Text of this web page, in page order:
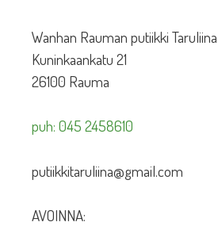
Wanhan Rauman putiikki Taruliina
Kuninkaankatu 21
26100 Rauma
puh: 045 2458610
putiikkitaruliina@gmail.com
AVOINNA: